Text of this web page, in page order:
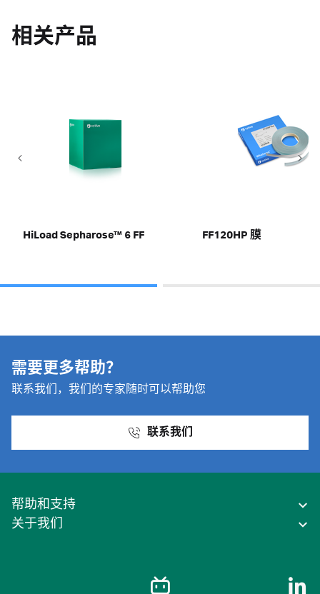
相关产品
HiLoad Sepharose™ 6 FF FF120HP 膜
需要更多帮助？
联系我们，我们的专家随时可以帮助您
联系我们
帮助和支持
关于我们